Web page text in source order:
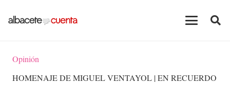
Opinión
HOMENAJE DE MIGUEL VENTAYOL | EN RECUERDO